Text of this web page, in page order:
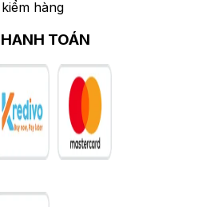
hàng
TOÁN